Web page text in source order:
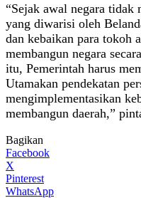
“Sejak awal negara
yang diwarisi oleh
dan kebaikan para tokoh
membangun negara
itu, Pemerintah harus
Utamakan pendekatan
mengimplementasikan
membangun daerah,”
Bagikan
Facebook
X
Pinterest
WhatsApp